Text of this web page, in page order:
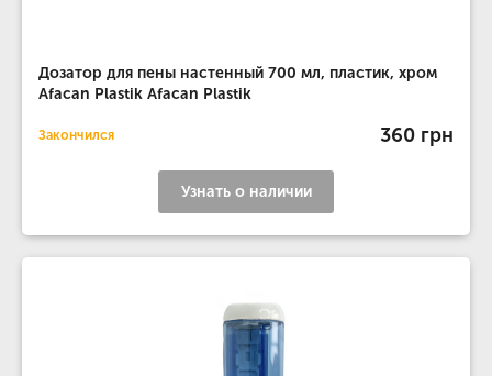
Дозатор для пены настенный 700 мл, пластик, хром
Afacan Plastik Afacan Plastik
Закончился 360 грн
Узнать о наличии